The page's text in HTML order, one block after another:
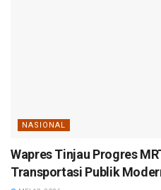
NASIONAL
Wapres Tinjau Progres
Transportasi Publik